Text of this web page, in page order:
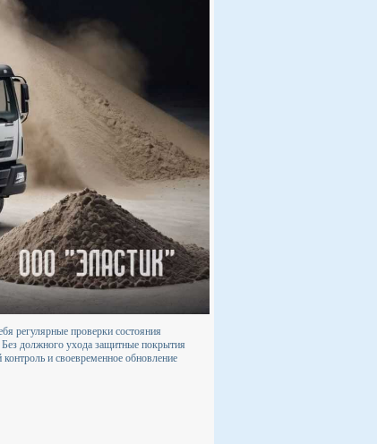
регулярные проверки состояния
должного ухода защитные покрытия
и своевременное обновление